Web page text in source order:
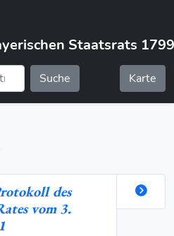
Staatsrats
Suche Karte
des
vom 3.